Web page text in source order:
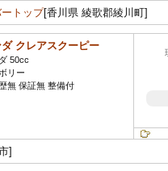
トップ[香川県 綾歌郡綾川町]
クレアスクーピー
50cc
リー
無 保証無 整備付
]